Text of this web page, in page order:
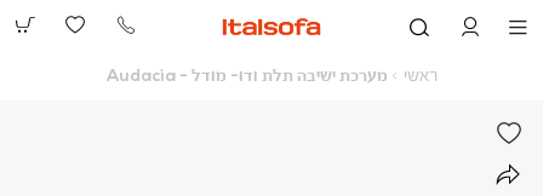
073-
ראשי ראשי
מערכת ישיבה תלת ודו- מודל - Audacia